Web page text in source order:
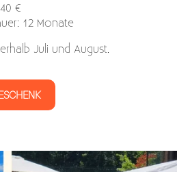
€
12 Monate
Juli und August.